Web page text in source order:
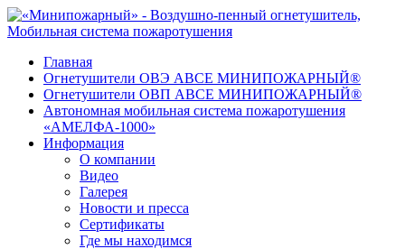
Главная
Огнетушители ОВЭ АВСЕ МИНИПОЖАРНЫЙ®
Огнетушители ОВП АВСЕ МИНИПОЖАРНЫЙ®
Автономная мобильная система пожаротушения
«АМЕЛФА-1000»
Информация
О компании
Видео
Галерея
Новости и пресса
Сертификаты
Где мы находимся